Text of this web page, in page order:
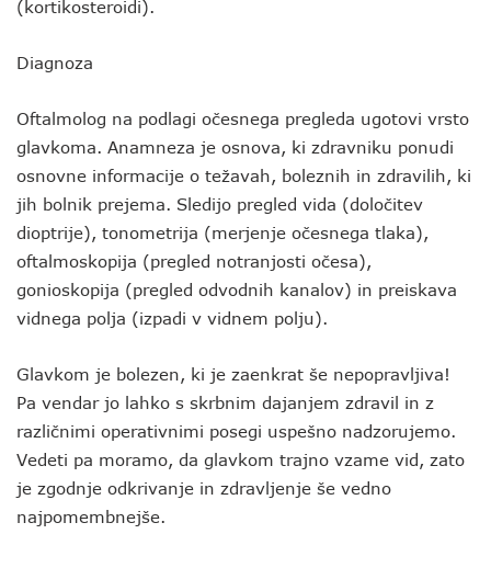
(kortikosteroidi).
Diagnoza
Oftalmolog na podlagi očesnega pregleda ugotovi vrsto
glavkoma. Anamneza je osnova, ki zdravniku ponudi
osnovne informacije o težavah, boleznih in zdravilih, ki
jih bolnik prejema. Sledijo pregled vida (določitev
dioptrije), tonometrija (merjenje očesnega tlaka),
oftalmoskopija (pregled notranjosti očesa),
gonioskopija (pregled odvodnih kanalov) in preiskava
vidnega polja (izpadi v vidnem polju).
Glavkom je bolezen, ki je zaenkrat še nepopravljiva!
Pa vendar jo lahko s skrbnim dajanjem zdravil in z
različnimi operativnimi posegi uspešno nadzorujemo.
Vedeti pa moramo, da glavkom trajno vzame vid, zato
je zgodnje odkrivanje in zdravljenje še vedno
najpomembnejše.